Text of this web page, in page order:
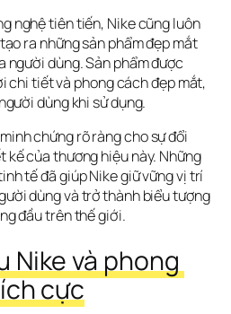
nghệ tiên tiến, Nike cũng luôn
ra những sản phẩm đẹp mắt
người dùng. Sản phẩm được
chi tiết và phong cách đẹp mắt,
dùng khi sử dụng.
chứng rõ ràng cho sự đổi
kế của thương hiệu này. Những
tế đã giúp Nike giữ vững vị trí
dùng và trở thành biểu tượng
đầu trên thế giới.
Nike và phong
cực